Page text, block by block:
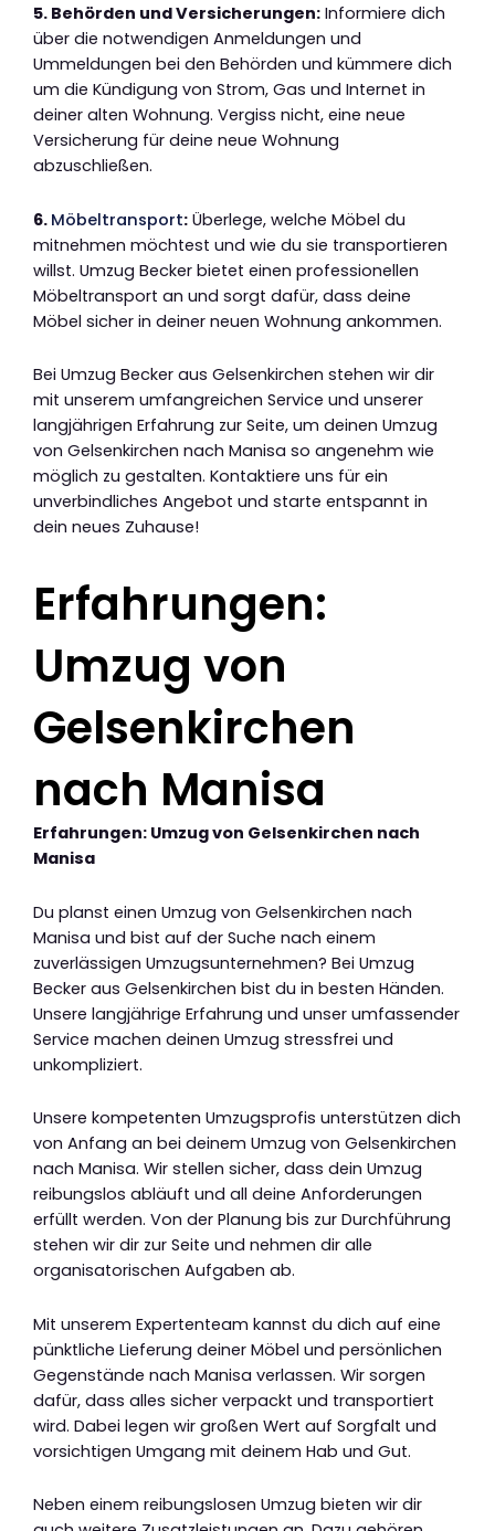
5. Behörden und Versicherungen: Informiere dich
über die notwendigen Anmeldungen und
Ummeldungen bei den Behörden und kümmere dich
um die Kündigung von Strom, Gas und Internet in
deiner alten Wohnung. Vergiss nicht, eine neue
Versicherung für deine neue Wohnung
abzuschließen.
6. Möbeltransport: Überlege, welche Möbel du
mitnehmen möchtest und wie du sie transportieren
willst. Umzug Becker bietet einen professionellen
Möbeltransport an und sorgt dafür, dass deine
Möbel sicher in deiner neuen Wohnung ankommen.
Bei Umzug Becker aus Gelsenkirchen stehen wir dir
mit unserem umfangreichen Service und unserer
langjährigen Erfahrung zur Seite, um deinen Umzug
von Gelsenkirchen nach Manisa so angenehm wie
möglich zu gestalten. Kontaktiere uns für ein
unverbindliches Angebot und starte entspannt in
dein neues Zuhause!
Erfahrungen:
Umzug von
Gelsenkirchen
nach Manisa
Erfahrungen: Umzug von Gelsenkirchen nach
Manisa
Du planst einen Umzug von Gelsenkirchen nach
Manisa und bist auf der Suche nach einem
zuverlässigen Umzugsunternehmen? Bei Umzug
Becker aus Gelsenkirchen bist du in besten Händen.
Unsere langjährige Erfahrung und unser umfassender
Service machen deinen Umzug stressfrei und
unkompliziert.
Unsere kompetenten Umzugsprofis unterstützen dich
von Anfang an bei deinem Umzug von Gelsenkirchen
nach Manisa. Wir stellen sicher, dass dein Umzug
reibungslos abläuft und all deine Anforderungen
erfüllt werden. Von der Planung bis zur Durchführung
stehen wir dir zur Seite und nehmen dir alle
organisatorischen Aufgaben ab.
Mit unserem Expertenteam kannst du dich auf eine
pünktliche Lieferung deiner Möbel und persönlichen
Gegenstände nach Manisa verlassen. Wir sorgen
dafür, dass alles sicher verpackt und transportiert
wird. Dabei legen wir großen Wert auf Sorgfalt und
vorsichtigen Umgang mit deinem Hab und Gut.
Neben einem reibungslosen Umzug bieten wir dir